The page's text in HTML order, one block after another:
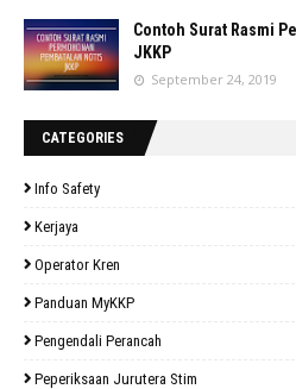
Contoh Surat Rasmi
JKKP
September 24, 2019
CATEGORIES
Info Safety
Kerjaya
Operator Kren
Panduan MyKKP
Pengendali Perancah
Peperiksaan Jurutera Stim